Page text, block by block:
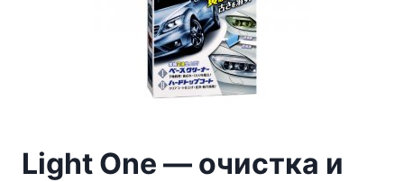
Light One — очистка и